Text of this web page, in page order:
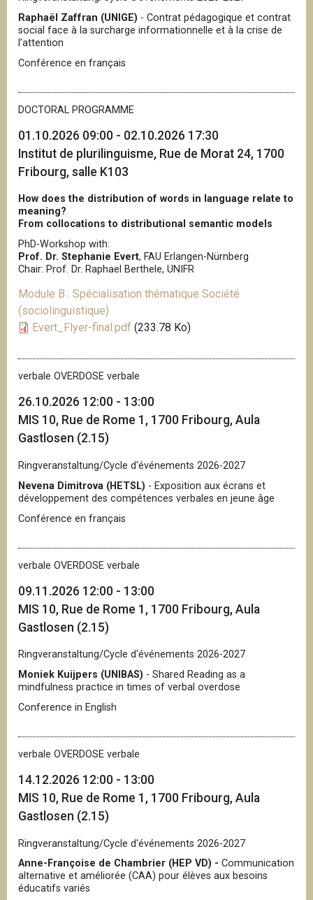
Raphaël Zaffran (UNIGE) - Contrat pédagogique et contrat
social face à la surcharge informationnelle et à la crise de
l’attention
Conférence en français
DOCTORAL PROGRAMME
01.10.2026 09:00 - 02.10.2026 17:30
Institut de plurilinguisme, Rue de Morat 24, 1700
Fribourg, salle K103
How does the distribution of words in language relate to
meaning?
From collocations to distributional semantic models
PhD-Workshop with:
Prof. Dr. Stephanie Evert, FAU Erlangen-Nürnberg
Chair: Prof. Dr. Raphael Berthele, UNIFR
Module B : Spécialisation thématique Société
(sociolinguistique)
Evert_Flyer-final.pdf (233.78 Ko)
verbale OVERDOSE verbale
26.10.2026 12:00 - 13:00
MIS 10, Rue de Rome 1, 1700 Fribourg, Aula
Gastlosen (2.15)
Ringveranstaltung/Cycle d'événements 2026-2027
Nevena Dimitrova (HETSL) - Exposition aux écrans et
développement des compétences verbales en jeune âge
Conférence en français
verbale OVERDOSE verbale
09.11.2026 12:00 - 13:00
MIS 10, Rue de Rome 1, 1700 Fribourg, Aula
Gastlosen (2.15)
Ringveranstaltung/Cycle d'événements 2026-2027
Moniek Kuijpers (UNIBAS) - Shared Reading as a
mindfulness practice in times of verbal overdose
Conference in English
verbale OVERDOSE verbale
14.12.2026 12:00 - 13:00
MIS 10, Rue de Rome 1, 1700 Fribourg, Aula
Gastlosen (2.15)
Ringveranstaltung/Cycle d'événements 2026-2027
Anne-Françoise de Chambrier (HEP VD) - Communication
alternative et améliorée (CAA) pour élèves aux besoins
éducatifs variés